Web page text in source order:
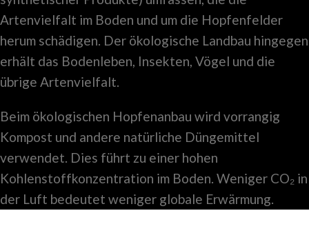
Artenvielfalt im Boden und um die Hopfenfelder
herum schädigen. Der ökologische Landbau hingegen
erhält das Bodenleben, Insekten, Vögel und die
übrige Artenvielfalt.
Beim ökologischen Hopfenanbau wird vorrangig
Kompost und andere natürliche Düngemittel
verwendet. Dies führt zu einer hohen
Kohlenstoffkonzentration im Boden. Weniger CO₂ in
der Luft bedeutet weniger globale Erwärmung.